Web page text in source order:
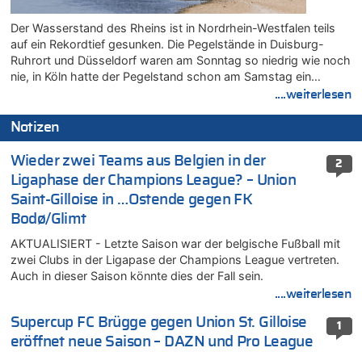
Der Wasserstand des Rheins ist in Nordrhein-Westfalen teils
auf ein Rekordtief gesunken. Die Pegelstände in Duisburg-
Ruhrort und Düsseldorf waren am Sonntag so niedrig wie noch
nie, in Köln hatte der Pegelstand schon am Samstag ein…
....weiterlesen
Notizen
2
Wieder zwei Teams aus Belgien in der
Ligaphase der Champions League? – Union
Saint-Gilloise in …Ostende gegen FK
Bodø/Glimt
AKTUALISIERT - Letzte Saison war der belgische Fußball mit
zwei Clubs in der Ligapase der Champions League vertreten.
Auch in dieser Saison könnte dies der Fall sein.
....weiterlesen
1
Supercup FC Brügge gegen Union St. Gilloise
eröffnet neue Saison – DAZN und Pro League